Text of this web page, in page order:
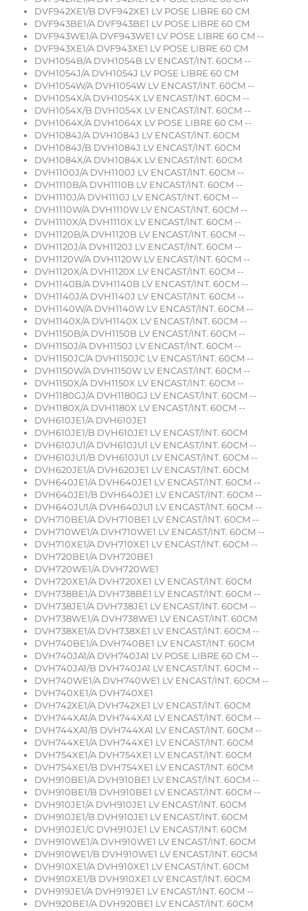
DVF942XE1/B DVF942XE1 LV POSE LIBRE 60 CM
DVF943BE1/A DVF943BE1 LV POSE LIBRE 60 CM
DVF943WE1/A DVF943WE1 LV POSE LIBRE 60 CM --
DVF943XE1/A DVF943XE1 LV POSE LIBRE 60 CM
DVH1054B/A DVH1054B LV ENCAST/INT. 60CM --
DVH1054J/A DVH1054J LV POSE LIBRE 60 CM
DVH1054W/A DVH1054W LV ENCAST/INT. 60CM --
DVH1054X/A DVH1054X LV ENCAST/INT. 60CM --
DVH1054X/B DVH1054X LV ENCAST/INT. 60CM --
DVH1064X/A DVH1064X LV POSE LIBRE 60 CM --
DVH1084J/A DVH1084J LV ENCAST/INT. 60CM
DVH1084J/B DVH1084J LV ENCAST/INT. 60CM
DVH1084X/A DVH1084X LV ENCAST/INT. 60CM
DVH1100J/A DVH1100J LV ENCAST/INT. 60CM --
DVH1110B/A DVH1110B LV ENCAST/INT. 60CM --
DVH1110J/A DVH1110J LV ENCAST/INT. 60CM --
DVH1110W/A DVH1110W LV ENCAST/INT. 60CM --
DVH1110X/A DVH1110X LV ENCAST/INT. 60CM --
DVH1120B/A DVH1120B LV ENCAST/INT. 60CM --
DVH1120J/A DVH1120J LV ENCAST/INT. 60CM --
DVH1120W/A DVH1120W LV ENCAST/INT. 60CM --
DVH1120X/A DVH1120X LV ENCAST/INT. 60CM --
DVH1140B/A DVH1140B LV ENCAST/INT. 60CM --
DVH1140J/A DVH1140J LV ENCAST/INT. 60CM --
DVH1140W/A DVH1140W LV ENCAST/INT. 60CM --
DVH1140X/A DVH1140X LV ENCAST/INT. 60CM --
DVH1150B/A DVH1150B LV ENCAST/INT. 60CM --
DVH1150J/A DVH1150J LV ENCAST/INT. 60CM --
DVH1150JC/A DVH1150JC LV ENCAST/INT. 60CM --
DVH1150W/A DVH1150W LV ENCAST/INT. 60CM --
DVH1150X/A DVH1150X LV ENCAST/INT. 60CM --
DVH1180GJ/A DVH1180GJ LV ENCAST/INT. 60CM --
DVH1180X/A DVH1180X LV ENCAST/INT. 60CM --
DVH610JE1/A DVH610JE1
DVH610JE1/B DVH610JE1 LV ENCAST/INT. 60CM
DVH610JU1/A DVH610JU1 LV ENCAST/INT. 60CM --
DVH610JU1/B DVH610JU1 LV ENCAST/INT. 60CM --
DVH620JE1/A DVH620JE1 LV ENCAST/INT. 60CM
DVH640JE1/A DVH640JE1 LV ENCAST/INT. 60CM --
DVH640JE1/B DVH640JE1 LV ENCAST/INT. 60CM --
DVH640JU1/A DVH640JU1 LV ENCAST/INT. 60CM --
DVH710BE1/A DVH710BE1 LV ENCAST/INT. 60CM --
DVH710WE1/A DVH710WE1 LV ENCAST/INT. 60CM --
DVH710XE1/A DVH710XE1 LV ENCAST/INT. 60CM --
DVH720BE1/A DVH720BE1
DVH720WE1/A DVH720WE1
DVH720XE1/A DVH720XE1 LV ENCAST/INT. 60CM
DVH738BE1/A DVH738BE1 LV ENCAST/INT. 60CM --
DVH738JE1/A DVH738JE1 LV ENCAST/INT. 60CM --
DVH738WE1/A DVH738WE1 LV ENCAST/INT. 60CM
DVH738XE1/A DVH738XE1 LV ENCAST/INT. 60CM --
DVH740BE1/A DVH740BE1 LV ENCAST/INT. 60CM
DVH740JA1/A DVH740JA1 LV POSE LIBRE 60 CM --
DVH740JA1/B DVH740JA1 LV ENCAST/INT. 60CM --
DVH740WE1/A DVH740WE1 LV ENCAST/INT. 60CM --
DVH740XE1/A DVH740XE1
DVH742XE1/A DVH742XE1 LV ENCAST/INT. 60CM
DVH744XA1/A DVH744XA1 LV ENCAST/INT. 60CM --
DVH744XA1/B DVH744XA1 LV ENCAST/INT. 60CM --
DVH744XE1/A DVH744XE1 LV ENCAST/INT. 60CM
DVH754XE1/A DVH754XE1 LV ENCAST/INT. 60CM
DVH754XE1/B DVH754XE1 LV ENCAST/INT. 60CM
DVH910BE1/A DVH910BE1 LV ENCAST/INT. 60CM --
DVH910BE1/B DVH910BE1 LV ENCAST/INT. 60CM --
DVH910JE1/A DVH910JE1 LV ENCAST/INT. 60CM
DVH910JE1/B DVH910JE1 LV ENCAST/INT. 60CM
DVH910JE1/C DVH910JE1 LV ENCAST/INT. 60CM
DVH910WE1/A DVH910WE1 LV ENCAST/INT. 60CM
DVH910WE1/B DVH910WE1 LV ENCAST/INT. 60CM
DVH910XE1/A DVH910XE1 LV ENCAST/INT. 60CM
DVH910XE1/B DVH910XE1 LV ENCAST/INT. 60CM
DVH919JE1/A DVH919JE1 LV ENCAST/INT. 60CM --
DVH920BE1/A DVH920BE1 LV ENCAST/INT. 60CM